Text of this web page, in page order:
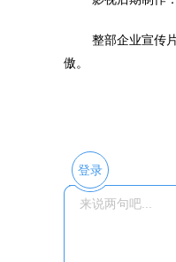
整部企业宣传
傲。
登录